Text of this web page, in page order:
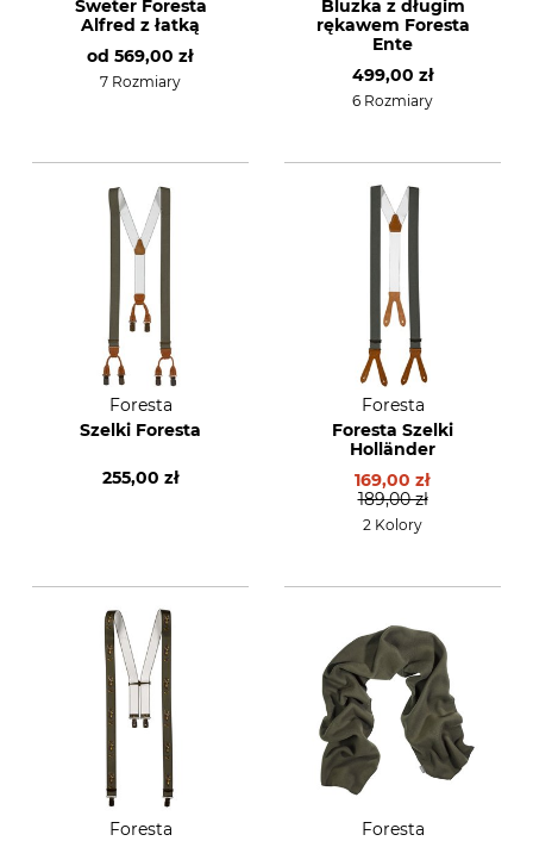
Sweter Foresta
Alfred z łatką
od 569,00 zł
7 Rozmiary
Bluzka z długim
rękawem Foresta
Ente
499,00 zł
6 Rozmiary
Foresta
Szelki Foresta
255,00 zł
Foresta
Foresta Szelki
Holländer
169,00 zł
189,00 zł
2 Kolory
Foresta
Foresta